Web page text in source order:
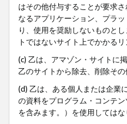
はその他付与することが要求
なるアプリケーション、プラ
り、使用を奨励しないものと
トではないサイト上でかかる
(c) 乙は、アマゾン・サイトに
乙のサイトから除去、削除その
(d) 乙は、ある個人または企業
の資料をプログラム・コンテ
を含みます。）を使用しては